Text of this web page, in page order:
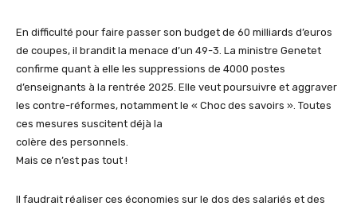
En difficulté pour faire passer son budget de 60 milliards d’euros
de coupes, il brandit la menace d’un 49-3. La ministre Genetet
confirme quant à elle les suppressions de 4000 postes
d’enseignants à la rentrée 2025. Elle veut poursuivre et aggraver
les contre-réformes, notamment le « Choc des savoirs ». Toutes
ces mesures suscitent déjà la
colère des personnels.
Mais ce n’est pas tout !
Il faudrait réaliser ces économies sur le dos des salariés et des